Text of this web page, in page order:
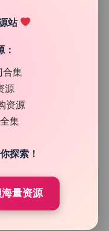
无水印极品 打包
站
：
合集
源
资源
集
探索！
量资源